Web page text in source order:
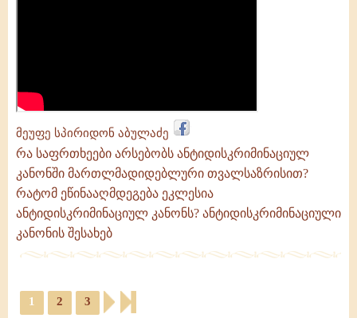
მეუფე სპირიდონ აბულაძე
რა საფრთხეები არსებობს ანტიდისკრიმინაციულ
კანონში მართლმადიდებლური თვალსაზრისით?
რატომ ეწინააღმდეგება ეკლესია
ანტიდისკრიმინაციულ კანონს? ანტიდისკრიმინაციული
კანონის შესახებ
1 2 3